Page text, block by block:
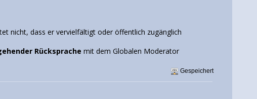
nicht, dass er vervielfältigt oder öffentlich zugänglich
Rücksprache mit dem Globalen Moderator
Gespeichert